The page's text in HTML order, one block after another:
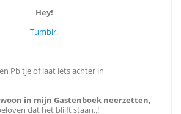
Hey!
Tumblr.
Pb'tje of laat iets achter in
in mijn Gastenboek neerzetten,
dat het blijft staan..!